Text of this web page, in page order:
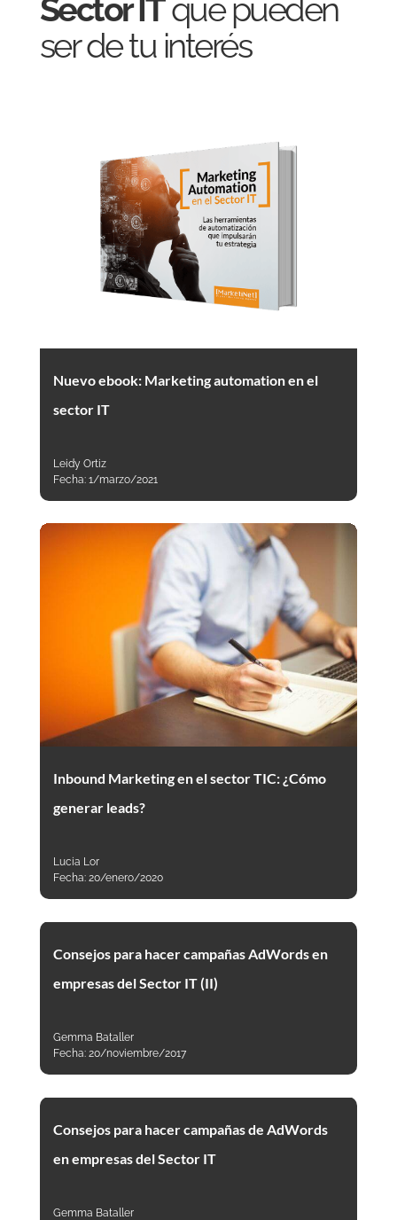
Sector ITque pueden
ser de tu interés
Nuevo ebook: Marketing automation en el
sector IT
Leidy Ortiz
Fecha: 1/marzo/2021
Inbound Marketing en el sector TIC: ¿Cómo
generar leads?
Lucia Lor
Fecha: 20/enero/2020
Consejos para hacer campañas AdWords en
empresas del Sector IT (II)
Gemma Bataller
Fecha: 20/noviembre/2017
Consejos para hacer campañas de AdWords
en empresas del Sector IT
Gemma Bataller